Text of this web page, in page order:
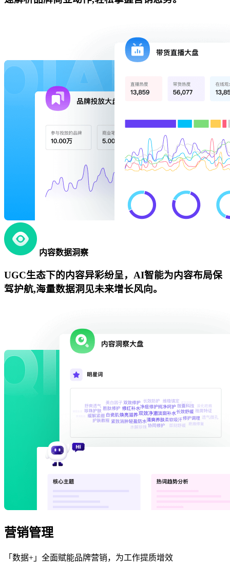
内容数据洞察
UGC生态下的内容异彩纷呈，AI智能为内容布局保
驾护航,海量数据洞见未来增长风向。
营销管理
「数据+」全面赋能品牌营销，为工作提质增效